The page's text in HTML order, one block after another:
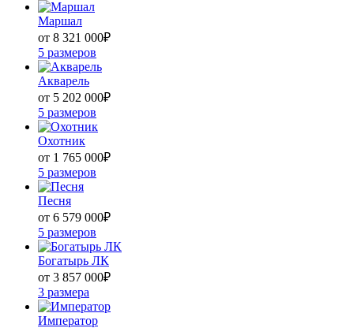
Маршал
от 8 321 000₽
5 размеров
Акварель
от 5 202 000₽
5 размеров
Охотник
от 1 765 000₽
5 размеров
Песня
от 6 579 000₽
5 размеров
Богатырь ЛК
от 3 857 000₽
3 размера
Император